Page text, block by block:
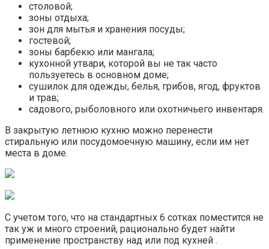
столовой;
зоны отдыха;
зон для мытья и хранения посуды;
гостевой;
зоны барбекю или мангала;
кухонной утвари, которой вы не так часто
пользуетесь в основном доме;
сушилок для одежды, белья, грибов, ягод, фруктов
и трав;
садового, рыболовного или охотничьего инвентаря.
В закрытую летнюю кухню можно перенести
стиральную или посудомоечную машину, если им нет
места в доме.
С учетом того, что на стандартных 6 сотках поместится не
так уж и много строений, рационально будет найти
применение пространству над или под кухней .